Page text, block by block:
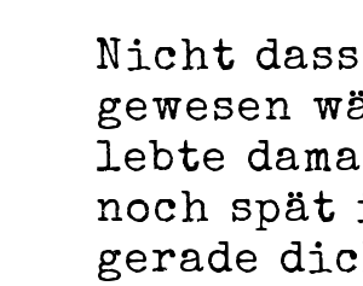
Nicht
gewesen
lebte
noch
gerade